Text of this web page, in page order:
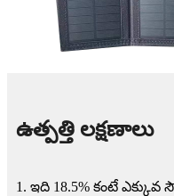
ఉత్పత్తి లక్షణాలు
1. ఇది 18.5% కంటే